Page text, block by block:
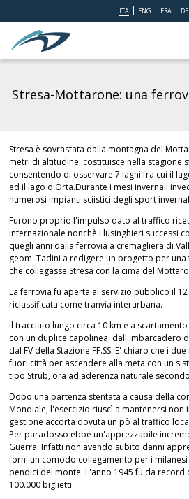
ITA ENG FRA
Stresa-Mottarone: una
Stresa è sovrastata dalla montagna del
metri di altitudine, costituisce nella stagione
consentendo di osservare 7 laghi fra cui il
ed il lago d'Orta.Durante i mesi invernali
numerosi impianti sciistici degli sport
Furono proprio l'impulso dato al traffico
internazionale nonchè i lusinghieri successi
quegli anni dalla ferrovia a cremagliera di
geom. Tadini a redigere un progetto per
che collegasse Stresa con la cima del
La ferrovia fu aperta al servizio pubblico il
riclassificata come tranvia interurbana.
Il tracciato lungo circa 10 km e a
con un duplice capolinea: dall'imbarcadero
dal FV della Stazione FF.SS. E' chiaro che i
fuori città per ascendere alla meta con un
tipo Strub, ora ad aderenza naturale
Dopo una partenza stentata a causa della
Mondiale, l'esercizio riuscì a mantenersi non
gestione accorta dovuta un pò al traffico
Per paradosso ebbe un'apprezzabile
Guerra. Infatti non avendo subito danni
fornì un comodo collegamento per i
pendici del monte. L'anno 1945 fu da record
100.000 biglietti.